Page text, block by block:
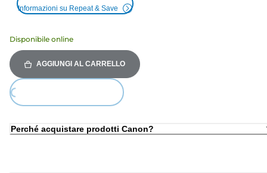
Informazioni su Repeat & Save
Disponibile online
AGGIUNGI AL CARRELLO
Perché acquistare prodotti Canon?